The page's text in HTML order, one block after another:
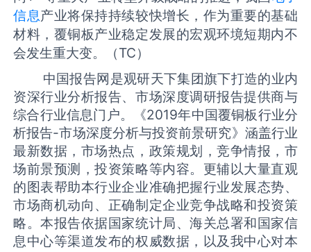
信息产业将保持持续较快增长，作为重要的基础
材料，覆铜板产业稳定发展的宏观环境短期内不
会发生重大变。
（TC）
中国报告网是观研天下集团旗下打造的业内
资深行业分析报告、市场深度调研报告提供商与
综合行业信息门户。《2019年中国覆铜板行业分
析报告-市场深度分析与投资前景研究》涵盖行业
最新数据，市场热点，政策规划，竞争情报，市
场前景预测，投资策略等内容。更辅以大量直观
的图表帮助本行业企业准确把握行业发展态势、
市场商机动向、正确制定企业竞争战略和投资策
略。本报告依据国家统计局、海关总署和国家信
息中心等渠道发布的权威数据，以及我中心对本